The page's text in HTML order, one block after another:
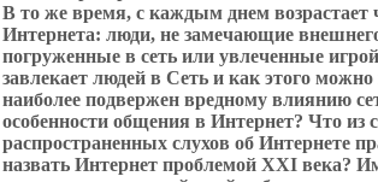
В то же время, с каждым днем возрастает
Интернета: люди, не замечающие
погруженные в сеть или увлеченные
завлекает людей в Сеть и как этого
наиболее подвержен вредному влиянию
особенности общения в Интернет? Что из
распространенных слухов об Интернете
назвать Интернет проблемой XXI века?